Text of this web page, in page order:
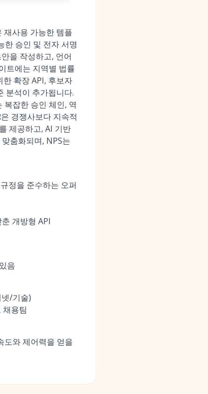
사용 가능한 템플
한 승인 및 전자 서명
을 작성하고, 언어
트에는 지역별 법률
확장 API, 후보자
분석이 추가됩니다.
잡한 승인 체인, 역
경쟁사보다 지속적
제공하고, AI 기반
춤화되며, NPS는
정을 준수하는 오퍼
개방형 API
음
/기술)
채용팀
도와 제어력을 얻을